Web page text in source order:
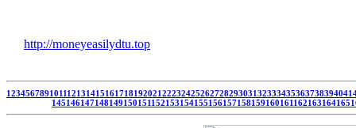
http://moneyeasilydtu.top
1234567891011121314151617181920212223242526272829303132333435363738394041
145146147148149150151152153154155156157158159160161162163164165